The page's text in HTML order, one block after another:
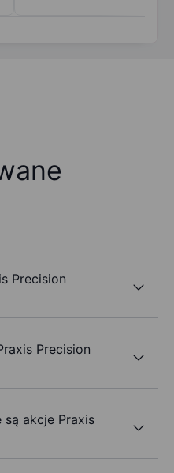
Precision
Precision
są akcje Praxis